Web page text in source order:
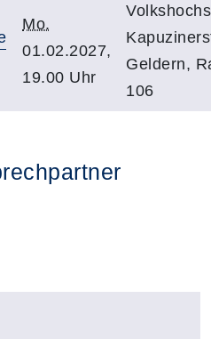
Mo.
01.02.2027,
19.00 Uhr
Geldern,
106